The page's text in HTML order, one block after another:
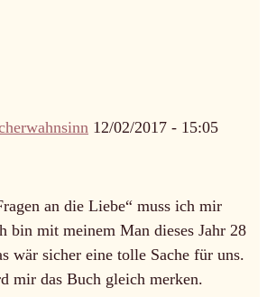
12/02/2017 - 15:05
an die Liebe“ muss ich mir
bin mit meinem Man dieses Jahr 28
wär sicher eine tolle Sache für uns.
mir das Buch gleich merken.